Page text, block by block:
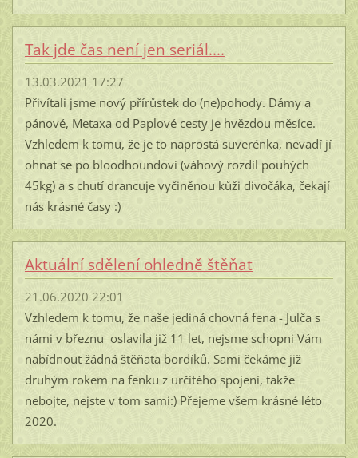
Tak jde čas není jen seriál....
13.03.2021 17:27
Přivítali jsme nový přírůstek do (ne)pohody. Dámy a
pánové, Metaxa od Paplové cesty je hvězdou měsíce.
Vzhledem k tomu, že je to naprostá suverénka, nevadí jí
ohnat se po bloodhoundovi (váhový rozdíl pouhých
45kg) a s chutí drancuje vyčiněnou kůži divočáka, čekají
nás krásné časy :)
Aktuální sdělení ohledně štěňat
21.06.2020 22:01
Vzhledem k tomu, že naše jediná chovná fena - Julča s
námi v březnu oslavila již 11 let, nejsme schopni Vám
nabídnout žádná štěňata bordíků. Sami čekáme již
druhým rokem na fenku z určitého spojení, takže
nebojte, nejste v tom sami:) Přejeme všem krásné léto
2020.